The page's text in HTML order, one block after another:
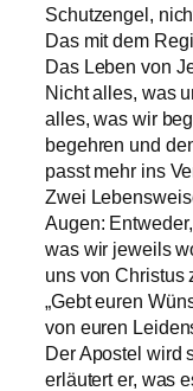
Schutzengel,
Das mit dem
Das Leben von
Nicht alles, was
alles, was wir
begehren und
passt mehr ins
Zwei
Augen:
was wir jeweils
uns von Christus
„Gebt euren
von euren
Der Apostel wird
erläutert er, was